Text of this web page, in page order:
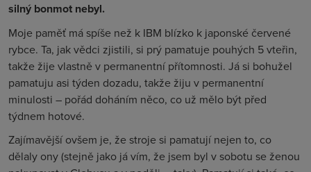
silný bonmot nebyl.
Moje paměť má spíše než k IBM blízko k japonské červené
rybce. Ta, jak vědci zjistili, si prý pamatuje pouhých 5 vteřin,
takže žije vlastně v permanentní přítomnosti. Já si bohužel
pamatuju asi týden dozadu, takže žiju v permanentní
minulosti – pořád doháním něco, co už mělo být před
týdnem hotové.
Zajímavější ovšem je, že stroje si pamatují nejen to, co
dělaly ony (stejně jako já vím, že jsem byl v sobotu se ženou